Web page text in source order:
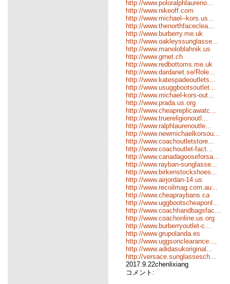
http://www.poloralphlaureno...
http://www.nikeoff.com
http://www.michael--kors.us...
http://www.thenorthfaceclea...
http://www.burberry.me.uk
http://www.oakleyssunglasse...
http://www.manoloblahnik.us
http://www.grnet.ch
http://www.redbottoms.me.uk
http://www.dardanet.se/Role...
http://www.katespadeoutlets...
http://www.usuggbootsoutlet...
http://www.michael-kors-out...
http://www.prada.us.org
http://www.cheapreplicawatc...
http://www.truereligionoutl...
http://www.ralphlaurenoutle...
http://www.newmichaelkorsou...
http://www.coachoutletstore...
http://www.coachoutlet-fact...
http://www.canadagooseforsa...
http://www.rayban-sunglasse...
http://www.birkenstockshoes...
http://www.airjordan-14.us
http://www.recoilmag.com.au...
http://www.cheapraybans.ca
http://www.uggbootscheaponl...
http://www.coachhandbagsfac...
http://www.coachonline.us.org
http://www.burberryoutlet-c...
http://www.grupolanda.es
http://www.uggsonclearance....
http://www.adidasukoriginal...
http://versace.sunglassesch...
2017.9.22chenlixiang
コメント: